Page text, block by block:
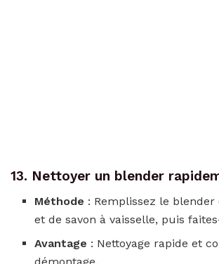
13. Nettoyer un blender
Méthode : Remplissez le blender
et de savon à vaisselle, puis
Avantage : Nettoyage rapide et